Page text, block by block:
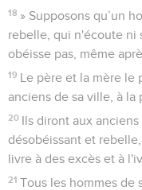
18 » Supposons qu’un
rebelle, qui n'écoute ni
obéisse pas, même
19 Le père et la mère le
anciens de sa ville, à
20 Ils diront aux
désobéissant et
livre à des excès et à
21 Tous les hommes de